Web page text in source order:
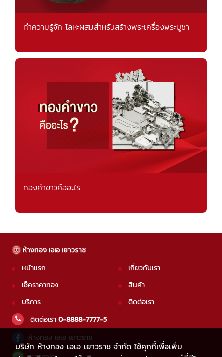
ทำความรู้จัก โลหะผสมสำหรับสร้างพระเครื่องพระบูชา
ทองคำขาวคืออะไร
บริษัท ห้างทอง เอเอ เยาวราช จำกัด ใช้คุกกี้เพื่อเพิ่ม
หน้าแรก
เช็คราคาทอง
บริการ
เกี่ยวกับเรา
สินค้า
ติดต่อเรา
ติดต่อเรา 0-8888-7777-5
ห้างทอง เอเอ เยาวราช